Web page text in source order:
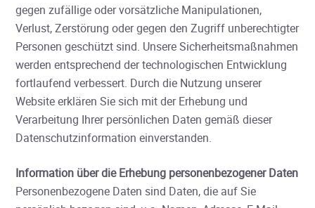
gegen zufällige oder vorsätzliche Manipulationen,
Verlust, Zerstörung oder gegen den Zugriff unberechtigter
Personen geschützt sind. Unsere Sicherheitsmaßnahmen
werden entsprechend der technologischen Entwicklung
fortlaufend verbessert. Durch die Nutzung unserer
Website erklären Sie sich mit der Erhebung und
Verarbeitung Ihrer persönlichen Daten gemäß dieser
Datenschutzinformation einverstanden.
Information über die Erhebung personenbezogener Daten
Personenbezogene Daten sind Daten, die auf Sie